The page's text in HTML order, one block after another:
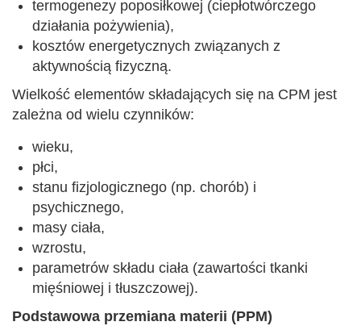
termogenezy poposiłkowej (ciepłotwórczego
działania pożywienia),
kosztów energetycznych związanych z
aktywnością fizyczną.
Wielkość elementów składających się na CPM jest
zależna od wielu czynników:
wieku,
płci,
stanu fizjologicznego (np. chorób) i
psychicznego,
masy ciała,
wzrostu,
parametrów składu ciała (zawartości tkanki
mięśniowej i tłuszczowej).
Podstawowa przemiana materii (PPM)